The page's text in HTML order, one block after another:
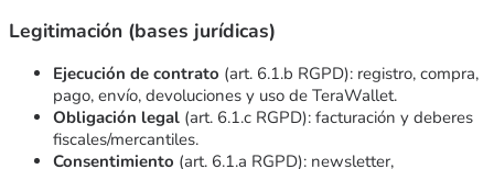
Legitimación (bases jurídicas)
Ejecución de contrato (art. 6.1.b RGPD): registro, compra,
pago, envío, devoluciones y uso de TeraWallet.
Obligación legal (art. 6.1.c RGPD): facturación y deberes
fiscales/mercantiles.
Consentimiento (art. 6.1.a RGPD): newsletter,